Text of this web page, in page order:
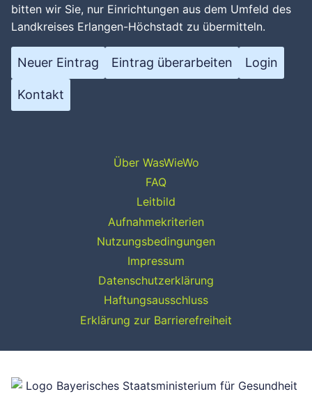
bitten wir Sie, nur Einrichtungen aus dem Umfeld des
Landkreises Erlangen-Höchstadt zu übermitteln.
Neuer Eintrag Eintrag überarbeiten Login
Kontakt
Über WasWieWo
FAQ
Leitbild
Aufnahmekriterien
Nutzungsbedingungen
Impressum
Datenschutzerklärung
Haftungsausschluss
Erklärung zur Barrierefreiheit